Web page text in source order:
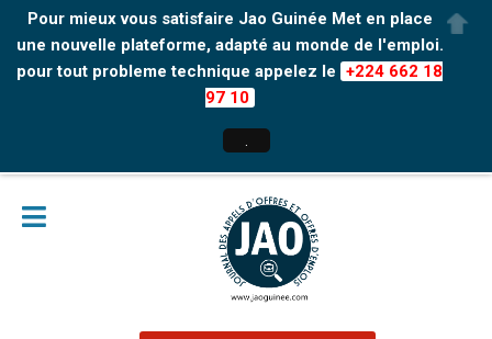
Pour mieux vous satisfaire Jao Guinée Met en place
une nouvelle plateforme, adapté au monde de l'emploi.
pour tout probleme technique appelez le +224 662 18
97 10